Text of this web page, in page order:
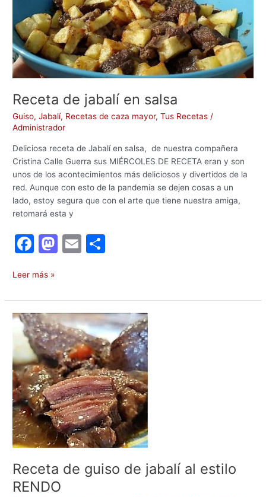
Receta de jabalí en salsa
Guiso,Jabalí, Recetas de caza mayor,Tus Recetas /
Administrador
Deliciosa receta de Jabalí en salsa, de nuestra compañera
Cristina Calle Guerra sus MIÉRCOLES DE RECETA eran y son
unos de los acontecimientos más deliciosos y divertidos de la
red. Aunque con esto de la pandemia se dejen cosas a un
lado, estoy segura que con el arte que tiene nuestra amiga,
retomará esta y
F
c
e
b
o
o
k
M
o
d
o
n
E
l
p
ar
tir
Leer más »
Receta de guiso de jabalí al estilo
RENDO
Receta
guiso
de
jabalí
al
estilo
RENDO